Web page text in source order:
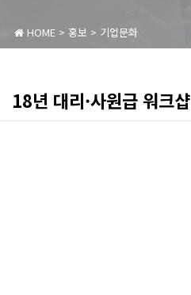
HOME> 홍보 > 기업문화
18년 대리·사원급 워크샵